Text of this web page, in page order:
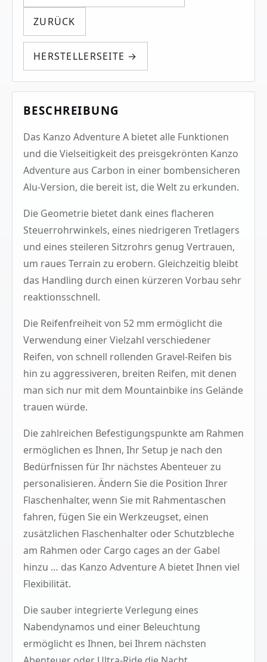
ZURÜCK
HERSTELLERSEITE →
BESCHREIBUNG
Das Kanzo Adventure A bietet alle Funktionen
und die Vielseitigkeit des preisgekrönten Kanzo
Adventure aus Carbon in einer bombensicheren
Alu-Version, die bereit ist, die Welt zu erkunden.
Die Geometrie bietet dank eines flacheren
Steuerrohrwinkels, eines niedrigeren Tretlagers
und eines steileren Sitzrohrs genug Vertrauen,
um raues Terrain zu erobern. Gleichzeitig bleibt
das Handling durch einen kürzeren Vorbau sehr
reaktionsschnell.
Die Reifenfreiheit von 52 mm ermöglicht die
Verwendung einer Vielzahl verschiedener
Reifen, von schnell rollenden Gravel-Reifen bis
hin zu aggressiveren, breiten Reifen, mit denen
man sich nur mit dem Mountainbike ins Gelände
trauen würde.
Die zahlreichen Befestigungspunkte am Rahmen
ermöglichen es Ihnen, Ihr Setup je nach den
Bedürfnissen für Ihr nächstes Abenteuer zu
personalisieren. Ändern Sie die Position Ihrer
Flaschenhalter, wenn Sie mit Rahmentaschen
fahren, fügen Sie ein Werkzeugset, einen
zusätzlichen Flaschenhalter oder Schutzbleche
am Rahmen oder Cargo cages an der Gabel
hinzu … das Kanzo Adventure A bietet Ihnen viel
Flexibilität.
Die sauber integrierte Verlegung eines
Nabendynamos und einer Beleuchtung
ermöglicht es Ihnen, bei Ihrem nächsten